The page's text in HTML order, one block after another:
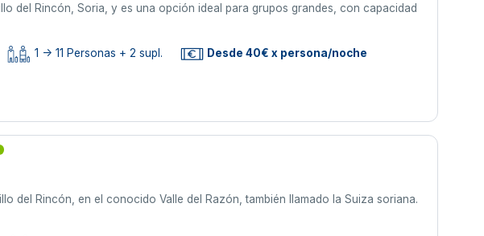
del Rincón, Soria, y es una opción ideal para grupos grandes, con capacidad
1 -> 11 Personas + 2 supl. Desde 40€ x persona/noche
del Rincón, en el conocido Valle del Razón, también llamado la Suiza soriana.